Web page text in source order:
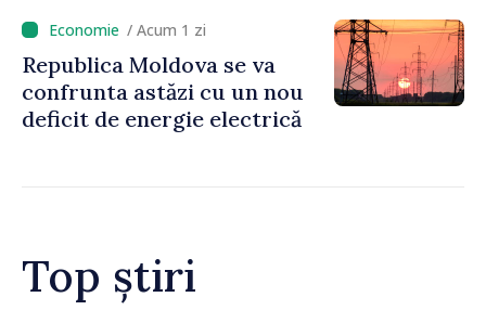
rurală în luna iulie
/ Acum 1 zi
Republica Moldova se va
confrunta astăzi cu un nou
deficit de energie electrică
Top știri